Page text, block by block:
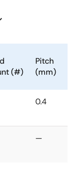
(#)
Pitch
(mm)
0.4
—